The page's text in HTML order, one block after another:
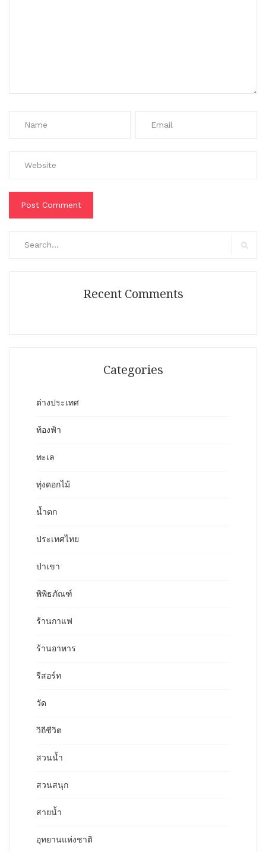
Recent Comments
Categories
ต่างประเทศ
ท้องฟ้า
ทะเล
ทุ่งดอกไม้
น้ำตก
ประเทศไทย
ป่าเขา
พิพิธภัณฑ์
ร้านกาแฟ
ร้านอาหาร
รีสอร์ท
วัด
วิถีชีวิต
สวนน้ำ
สวนสนุก
สายน้ำ
อุทยานแห่งชาติ